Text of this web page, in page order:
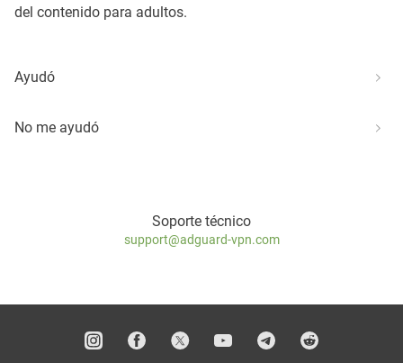
del contenido para adultos.
Ayudó
No me ayudó
Soporte técnico
support@adguard-vpn.com